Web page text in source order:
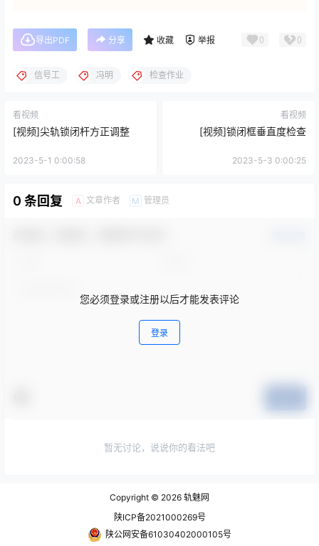
导出PDF 分享 收藏 举报 0 0
信号工 冯明 检查作业
看视频
[视频]尖轨锁闭杆方正调整
2023-5-1 0:00:58
看视频
[视频]锁闭框垂直度检查
2023-5-3 0:00:25
0 条回复 A 文章作者 M 管理员
您必须登录或注册以后才能发表评论
登录
暂无讨论，说说你的看法吧
Copyright © 2026 轨魅网
陕ICP备2021000269号
陕公网安备61030402000105号